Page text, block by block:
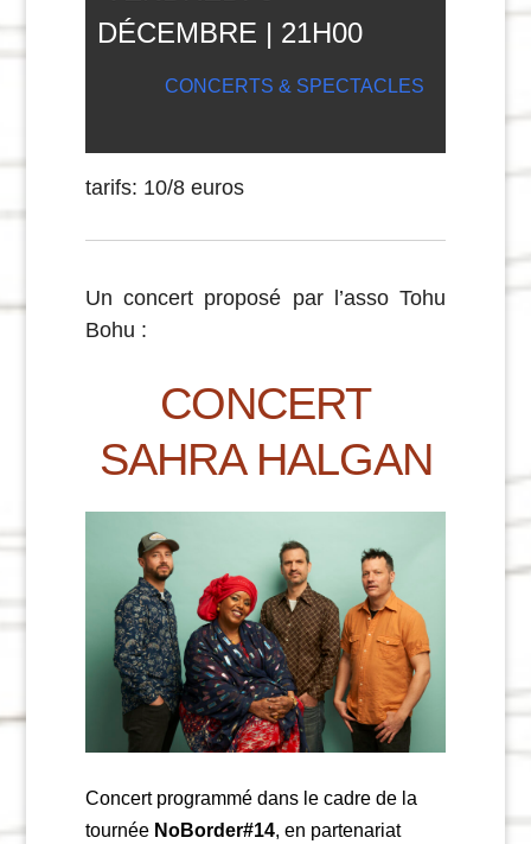
DÉCEMBRE | 21H00
CONCERTS & SPECTACLES
tarifs: 10/8 euros
Un concert proposé par l’asso Tohu
Bohu :
CONCERT
SAHRA HALGAN
Concert programmé dans le cadre de la
tournée NoBorder#14, en partenariat